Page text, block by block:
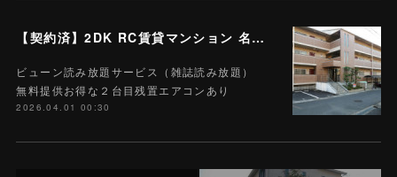
【契約済】2DK RC賃貸マンション 名張市栄町 205号 Wi-Fiインターネット無料 M-11 ハートランド栄町 雑誌読み放題付
ビューン読み放題サービス（雑誌読み放題）
無料提供お得な２台目残置エアコンあり
2026.04.01 00:30